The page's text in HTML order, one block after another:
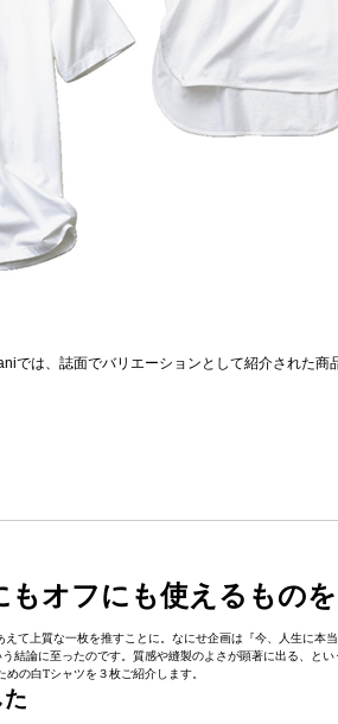
では、誌面でバリエーションとして紹介された商
もオフにも使えるものを
て上質な一枚を推すことに。なにせ企画は『今、人生に本
結論に至ったのです。質感や縫製のよさが顕著に出る、とい
の白Tシャツを３枚ご紹介します。